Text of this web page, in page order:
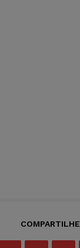
COMPARTILHE